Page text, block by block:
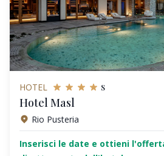
HOTEL s
Hotel Masl
Rio Pusteria
Inserisci le date e ottieni